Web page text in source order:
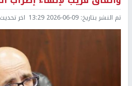
تم النشر بتاريخ: 2026-06-09 13:29 اخر